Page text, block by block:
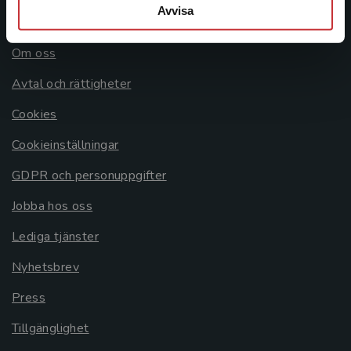
Avvisa
Om oss
Avtal och rättigheter
Cookies
Cookieinställningar
GDPR och personuppgifter
Jobba hos oss
Lediga tjänster
Nyhetsbrev
Press
Tillgänglighet